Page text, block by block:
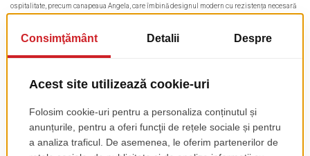
ospitalitate, precum canapeaua Angela, care îmbină designul modern cu rezistența necesară
living de suită.
hotelul transmite grijă, profesionalism și respect pentru experiența oaspeților.
Cum contribuie detaliile de design la
succesul unei suite?
O suită reușită nu se definește doar prin suprafață și compartimentare, ci mai ales prin modul